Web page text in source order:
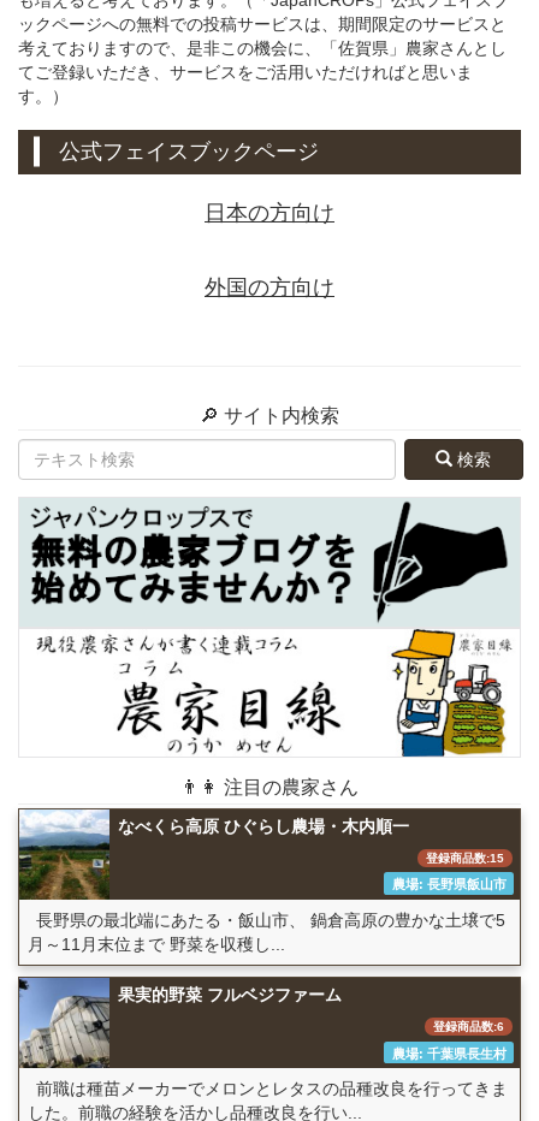
ックページへの無料での投稿サービスは、期間限定のサービスと
考えておりますので、是非この機会に、「佐賀県」農家さんとし
てご登録いただき、サービスをご活用いただければと思いま
す。）
公式フェイスブックページ
日本の方向け
外国の方向け
🔎 サイト内検索
検索
👨👩 注目の農家さん
なべくら高原 ひぐらし農場・木内順一
登録商品数:15
農場: 長野県飯山市
長野県の最北端にあたる・飯山市、 鍋倉高原の豊かな土壌で5
月～11月末位まで 野菜を収穫し...
果実的野菜 フルベジファーム
登録商品数:6
農場: 千葉県長生村
前職は種苗メーカーでメロンとレタスの品種改良を行ってきま
した。前職の経験を活かし品種改良を行い...